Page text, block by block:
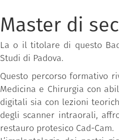
Master di
La o il titolare di questo
Studi di Padova.
Questo percorso formativo
Medicina e Chirurgia con
digitali sia con lezioni
degli scanner intraorali,
restauro protesico Cad-Cam.